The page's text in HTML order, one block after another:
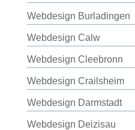
Webdesign Burladingen
Webdesign Calw
Webdesign Cleebronn
Webdesign Crailsheim
Webdesign Darmstadt
Webdesign Deizisau